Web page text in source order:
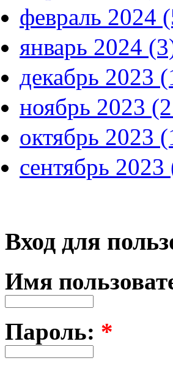
февраль 2024
январь 2024
декабрь 2023
ноябрь 2023
октябрь 2023
сентябрь 2023
Вход для
Имя
Пароль: *